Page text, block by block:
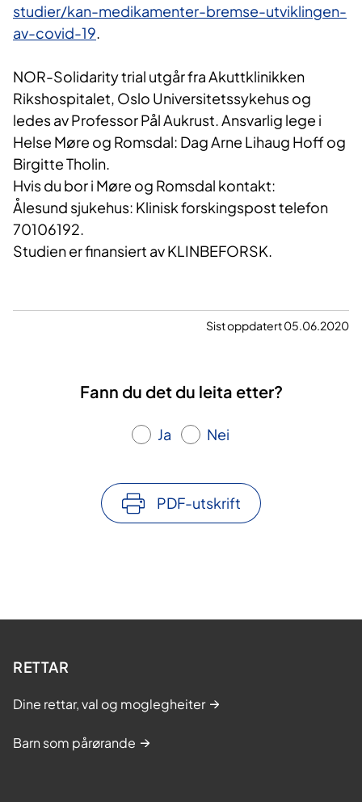
studier/kan-medikamenter-bremse-utviklingen-
av-covid-19.
NOR-Solidarity trial utgår fra Akuttklinikken
Rikshospitalet, Oslo Universitetssykehus og
ledes av Professor Pål Aukrust. Ansvarlig lege i
Helse Møre og Romsdal: Dag Arne Lihaug Hoff og
Birgitte Tholin.
Hvis du bor i Møre og Romsdal kontakt:
Ålesund sjukehus: Klinisk forskingspost telefon
70106192.
Studien er finansiert av KLINBEFORSK.
Sist oppdatert 05.06.2020
Fann du det du leita etter?
Ja Nei
PDF-utskrift
RETTAR
Dine rettar, val og moglegheiter
Barn som pårørande